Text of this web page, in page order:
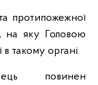
протипожежної
на яку Головою
такому органі.
повинен